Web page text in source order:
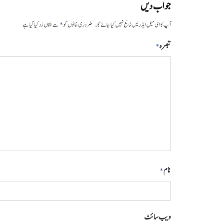
جواب دیں
آپ کا ای میل ایڈریس شائع نہیں کیا جائے گا۔ ضروری خانوں کو*سے نشان زد کیا گیا ہے
تبصرہ*
نام*
ویب‌ سائٹ